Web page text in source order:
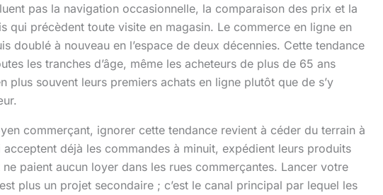
pas la navigation occasionnelle, la comparaison des prix et la
qui précèdent toute visite en magasin. Le commerce en ligne en
doublé à nouveau en l’espace de deux décennies. Cette tendance
les tranches d’âge, même les acheteurs de plus de 65 ans
plus souvent leurs premiers achats en ligne plutôt que de s’y
commerçant, ignorer cette tendance revient à céder du terrain à
déjà les commandes à minuit, expédient leurs produits
paient aucun loyer dans les rues commerçantes. Lancer votre
plus un projet secondaire ; c’est le canal principal par lequel les